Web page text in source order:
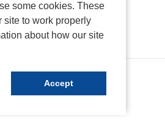
some cookies. These
site to work properly
about how our site
Accept